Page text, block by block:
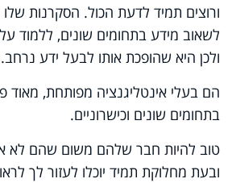
ורוצים תמיד לדעת הכול. הסקרנות
לשאוב מידע בתחומים שונים, ללמוד
ולכן היא שהופכת אותו לבעל ידע נרחב.
הם בעלי אינטליגנציה מפותחת, מאוד
בתחומים שונים וכישרוניים.
טוב להיות חבר שלהם משום שהם לא
ובעת מחלוקת תמיד יוכלו לעזור לך